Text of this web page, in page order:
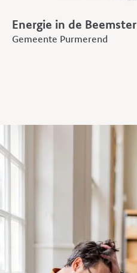
Energie in de Beemster
Gemeente Purmerend